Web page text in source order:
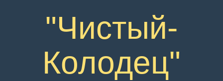
"Чистый-
Колодец"